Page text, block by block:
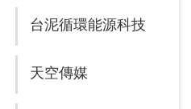
台泥循環能源科技
天空傳媒